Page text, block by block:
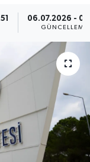
06.07.2026 -
GÜNCELLEME